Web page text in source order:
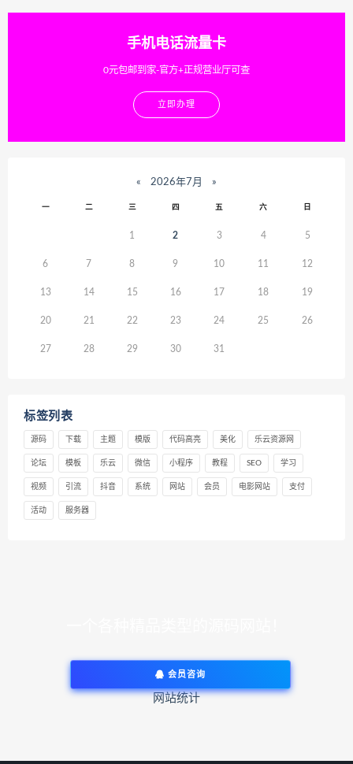
手机电话流量卡
0元包邮到家-官方+正规营业厅可查
立即办理
« 2026年7月 »
一 二 三 四 五 六 日
1 2 3 4 5
6 7 8 9 10 11 12
13 14 15 16 17 18 19
20 21 22 23 24 25 26
27 28 29 30 31
标签列表
源码 下载 主题 模版 代码高亮 美化 乐云资源网
论坛 模板 乐云 微信 小程序 教程 SEO 学习
视频 引流 抖音 系统 网站 会员 电影网站 支付
活动 服务器
会员咨询
网站统计